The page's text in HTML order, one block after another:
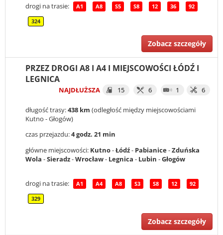
drogi na trasie: A1 A8 S5 S8 12 36 92
324
Zobacz szczegóły
PRZEZ DROGI A8 I A4 I MIEJSCOWOŚCI ŁÓDŹ I
LEGNICA
NAJDŁUŻSZA 15 6 1 6
długość trasy:438 km (odległość między miejscowościami
Kutno - Głogów)
czas przejazdu:4 godz. 21 min
główne miejscowości: Kutno-Łódź- Pabianice-Zduńska
Wola -Sieradz-Wrocław- Legnica - Lubin -Głogów
drogi na trasie: A1 A4 A8 S3 S8 12 92
329
Zobacz szczegóły